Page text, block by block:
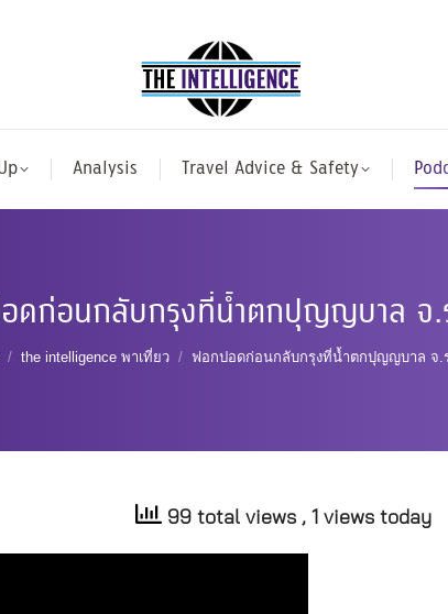
Analysis Travel Advice & Safety
ดก่อนกลับกรุงที่น้ำตกปุญญบาล จ.
here:
the intelligence พาเที่ยว ฟอกปอดก่อนกลับกรุงที่น้ำตกปุญญบาล จ.
99 total views , 1 views today